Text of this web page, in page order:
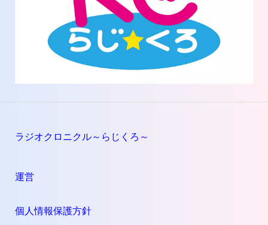
ラジオクロニクル～らじくろ～
運営
個人情報保護方針